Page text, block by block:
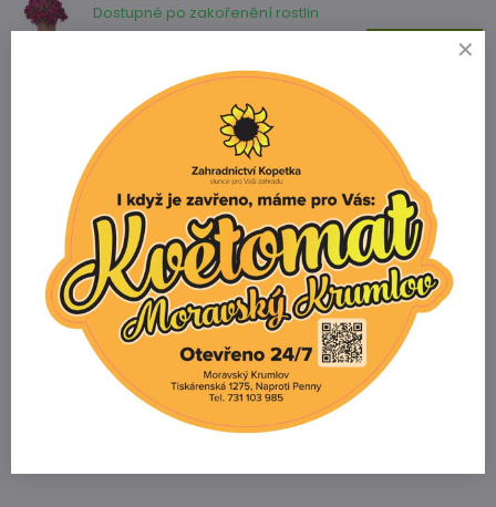
Dostupné po zakořenění rostlin
Zobrazit
Potřebujete poradit s výběrem
zboží?
Zahradnictví Kopetka
Vedrovice 315
671 75 Loděnice u Moravského Krumlova
Telefon
+420 731 103 985
Prodejna
+420 607 042 662
Email
info@zahradnictvikopetka.cz